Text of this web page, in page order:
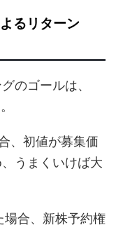
るリターン
のゴールは、
、初値が募集価
うまくいけば大
場合、新株予約権